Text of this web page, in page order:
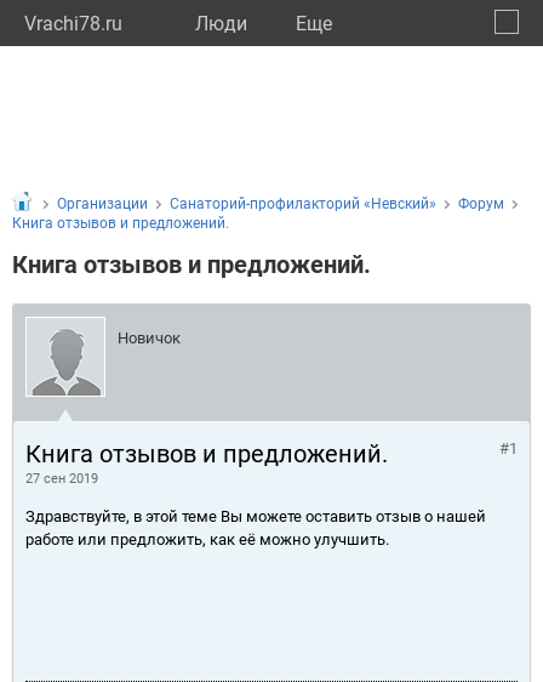
Vrachi78.ru Люди Eще
Организации Санаторий-профилакторий «Невский»
Форум
Книга отзывов и предложений.
Книга отзывов и предложений.
Новичок
Книга отзывов и предложений.
27 сен 2019
#1
Здравствуйте, в этой теме Вы можете оставить отзыв о нашей
работе или предложить, как её можно улучшить.